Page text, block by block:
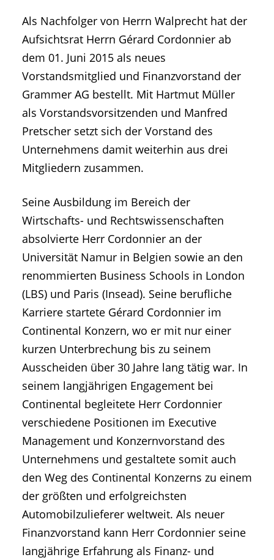
Als Nachfolger von Herrn Walprecht hat der
Aufsichtsrat Herrn Gérard Cordonnier ab
dem 01. Juni 2015 als neues
Vorstandsmitglied und Finanzvorstand der
Grammer AG bestellt. Mit Hartmut Müller
als Vorstandsvorsitzenden und Manfred
Pretscher setzt sich der Vorstand des
Unternehmens damit weiterhin aus drei
Mitgliedern zusammen.
Seine Ausbildung im Bereich der
Wirtschafts- und Rechtswissenschaften
absolvierte Herr Cordonnier an der
Universität Namur in Belgien sowie an den
renommierten Business Schools in London
(LBS) und Paris (Insead). Seine berufliche
Karriere startete Gérard Cordonnier im
Continental Konzern, wo er mit nur einer
kurzen Unterbrechung bis zu seinem
Ausscheiden über 30 Jahre lang tätig war. In
seinem langjährigen Engagement bei
Continental begleitete Herr Cordonnier
verschiedene Positionen im Executive
Management und Konzernvorstand des
Unternehmens und gestaltete somit auch
den Weg des Continental Konzerns zu einem
der größten und erfolgreichsten
Automobilzulieferer weltweit. Als neuer
Finanzvorstand kann Herr Cordonnier seine
langjährige Erfahrung als Finanz- und